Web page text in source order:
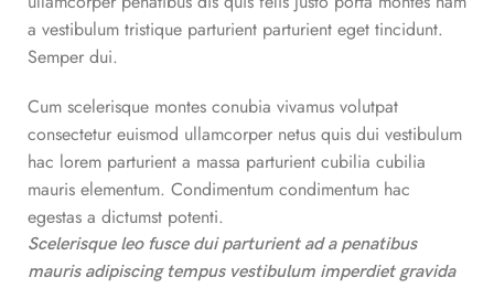
a vestibulum tristique parturient parturient eget tincidunt.
Semper dui.
Cum scelerisque montes conubia vivamus volutpat
consectetur euismod ullamcorper netus quis dui vestibulum
hac lorem parturient a massa parturient cubilia cubilia
mauris elementum. Condimentum condimentum hac
egestas a dictumst potenti.
Scelerisque leo fusce dui parturient ad a penatibus
mauris adipiscing tempus vestibulum imperdiet gravida